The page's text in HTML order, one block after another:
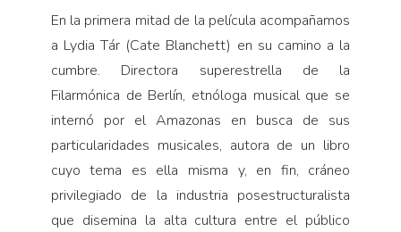
En la primera mitad de la pe­lícula acompañamos
a Lydia Tár (Cate Blanchett) en su camino a la
cumbre. Directora superestrella de la
Filarmónica de Berlín, etnóloga musical que se
internó por el Ama­zonas en busca de sus
particulari­dades musicales, autora de un libro
cuyo tema es ella misma y, en fin, cráneo
privilegiado de la industria posestructuralista
que disemi­na la alta cultura entre el público